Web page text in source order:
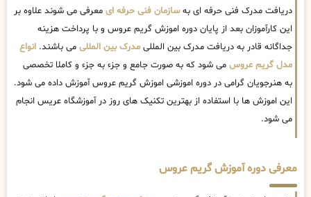
دریافت مدرک فنی حرفه ای بهسازمان فنی حرفه ای معرفی می شوند علاوه بر
این کارآموزان بعد از پایان دوره اموزش گریم عروس و با پرداخت هزینه
جداگانه قادر به دریافت مدرک بین المللی مدرک بین المللی می باشند. انواع
مدل گریم عروس می شود که به صورت جامع و جزء به جزء و کاملا تخصصی
به هنرجویان گرامی در دوره اموزشی اموزش گریم عروس آموزش داده می شود.
این اموزش ها با استفاده از بهترین تکنیک های روز در آموزشگاه عریس انجام
می شود.
معرفی دوره آموزش گریم عروس